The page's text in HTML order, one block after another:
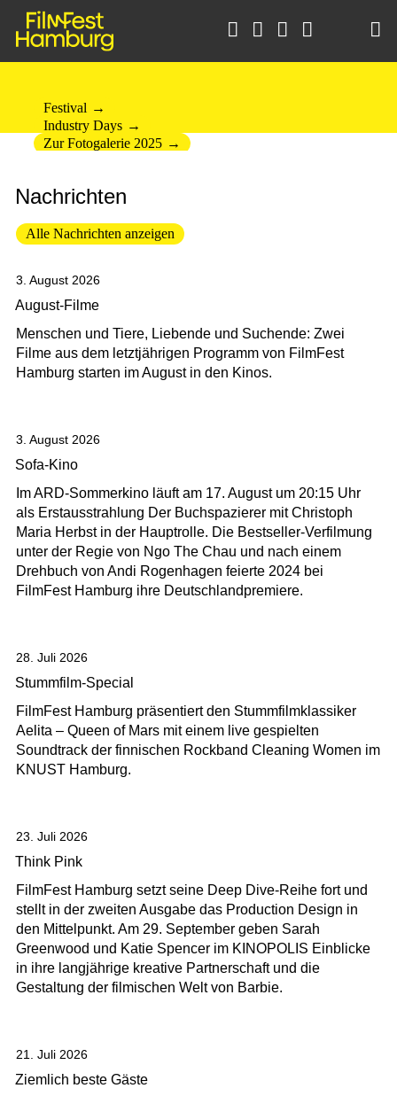
    
FilmFest Hamburg
24.9. – 3.10.2026
Festival
Industry Days
Zur Fotogalerie 2025
Nachrichten
Alle Nachrichten anzeigen
3. August 2026
August-Filme
Menschen und Tiere, Liebende und Suchende: Zwei
Filme aus dem letztjährigen Programm von FilmFest
Hamburg starten im August in den Kinos.
3. August 2026
Sofa-Kino
Im ARD-Sommerkino läuft am 17. August um 20:15 Uhr
als Erstausstrahlung Der Buchspazierer mit Christoph
Maria Herbst in der Hauptrolle. Die Bestseller-Verfilmung
unter der Regie von Ngo The Chau und nach einem
Drehbuch von Andi Rogenhagen feierte 2024 bei
FilmFest Hamburg ihre Deutschlandpremiere.
28. Juli 2026
Stummfilm-Special
FilmFest Hamburg präsentiert den Stummfilmklassiker
Aelita – Queen of Mars mit einem live gespielten
Soundtrack der finnischen Rockband Cleaning Women im
KNUST Hamburg.
23. Juli 2026
Think Pink
FilmFest Hamburg setzt seine Deep Dive-Reihe fort und
stellt in der zweiten Ausgabe das Production Design in
den Mittelpunkt. Am 29. September geben Sarah
Greenwood und Katie Spencer im KINOPOLIS Einblicke
in ihre langjährige kreative Partnerschaft und die
Gestaltung der filmischen Welt von Barbie.
21. Juli 2026
Ziemlich beste Gäste